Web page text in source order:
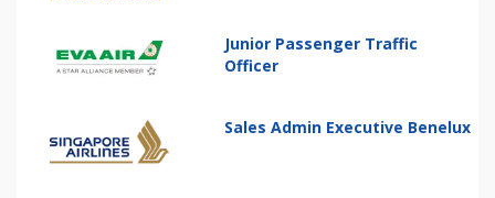
Junior Passenger Traffic
Officer
Sales Admin Executive Benelux